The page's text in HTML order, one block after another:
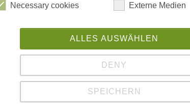
Mitarbeiterin
Necessary cookies Externe Medien
ALLES AUSWÄHLEN
DENY
SPEICHERN